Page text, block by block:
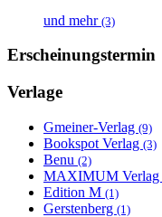
und mehr (3)
Erscheinungstermin
Verlage
Gmeiner-Verlag (9)
Bookspot Verlag (3)
Benu (2)
MAXIMUM Verlag
Edition M (1)
Gerstenberg (1)